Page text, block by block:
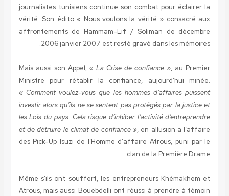
journalistes tunisiens continue son combat pour éclairer la
vérité. Son édito « Nous voulons la vérité » consacré aux
affrontements de Hammam-Lif / Soliman de décembre
2006 janvier 2007 est resté gravé dans les mémoires.
Mais aussi son Appel, « La Crise de confiance », au Premier
Ministre pour rétablir la confiance, aujourd’hui minée.
« Comment voulez-vous que les hommes d’affaires puissent
investir alors qu’ils ne se sentent pas protégés par la justice et
les Lois du pays. Cela risque d’inhiber l’activité d’entreprendre
et de détruire le climat de confiance », en allusion a l’affaire
des Pick-Up Isuzi de l’Homme d’affaire Atrous, puni par le
clan de la Première Drame.
Même s’ils ont souffert, les entrepreneurs Khémakhem et
Atrous, mais aussi Bouebdelli ont réussi à prendre à témoin